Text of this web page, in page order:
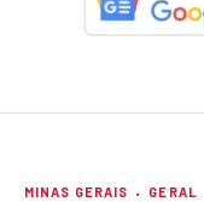
MINAS GERAIS GERAL